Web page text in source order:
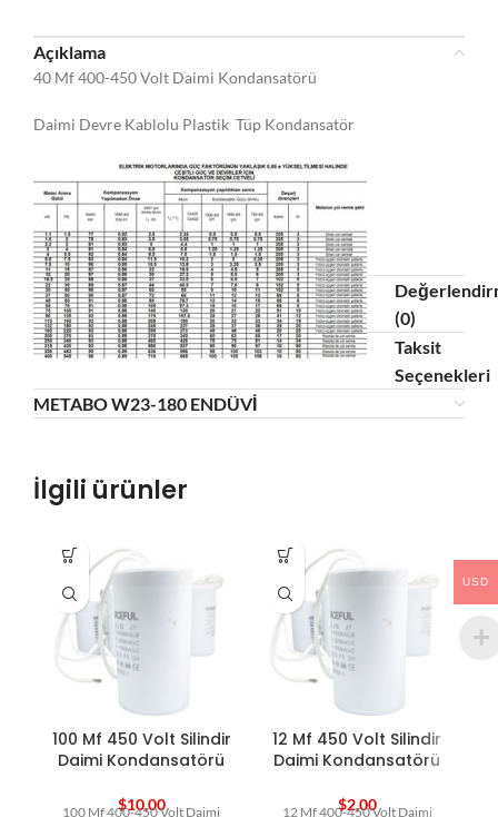
Açıklama
40 Mf 400-450 Volt Daimi Kondansatörü
Daimi Devre Kablolu Plastik Tüp Kondansatör
(0)
Taksit
Seçenekleri
METABO W23-180 ENDÜVİ
İlgili ürünler
100 Mf 450 Volt Silindir
Daimi Kondansatörü
$10,00
100 Mf 400-450 Volt Daimi
12 Mf 450 Volt Silindir
Daimi Kondansatörü
$2,00
12 Mf 400-450 Volt Daimi
USD